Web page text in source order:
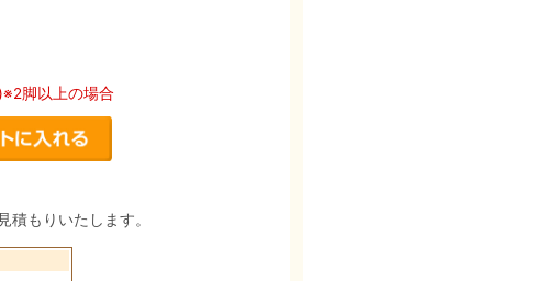
脚以上の場合
もりいたします。